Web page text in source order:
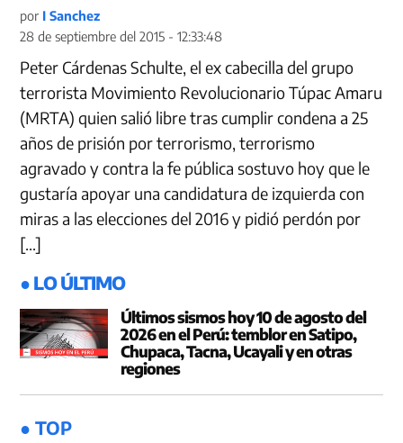
por I Sanchez
28 de septiembre del 2015 - 12:33:48
Peter Cárdenas Schulte, el ex cabecilla del grupo
terrorista Movimiento Revolucionario Túpac Amaru
(MRTA) quien salió libre tras cumplir condena a 25
años de prisión por terrorismo, terrorismo
agravado y contra la fe pública sostuvo hoy que le
gustaría apoyar una candidatura de izquierda con
miras a las elecciones del 2016 y pidió perdón por
[…]
● LO ÚLTIMO
Últimos sismos hoy 10 de agosto del
2026 en el Perú: temblor en Satipo,
Chupaca, Tacna, Ucayali y en otras
regiones
● TOP